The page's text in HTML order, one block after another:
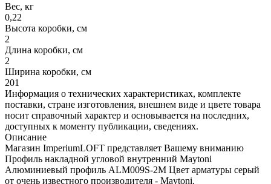
Вес, кг
0,22
Высота коробки, см
2
Длина коробки, см
2
Ширина коробки, см
201
Информация о технических характеристиках, комплекте
поставки, стране изготовления, внешнем виде и цвете товара
носит справочный характер и основывается на последних,
доступных к моменту публикации, сведениях.
Описание
Магазин ImperiumLOFT представляет Вашему вниманию
Профиль накладной угловой внутренний Maytoni
Алюминиевый профиль ALM009S-2M Цвет арматуры серый
от очень известного производителя - Maytoni.